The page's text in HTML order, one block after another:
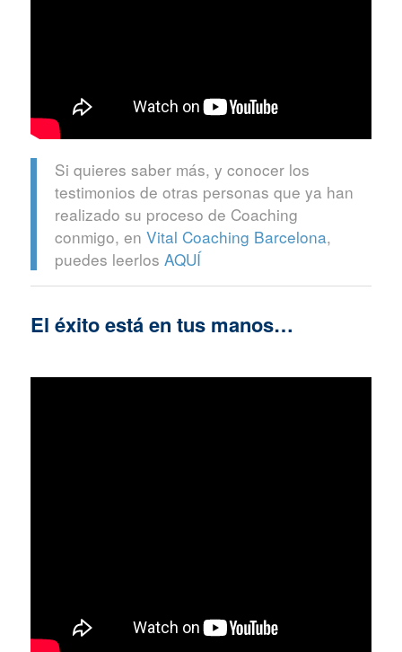
Si quieres saber más, y conocer los
testimonios de otras personas que ya han
realizado su proceso de Coaching
conmigo, en Vital Coaching Barcelona,
puedes leerlos AQUÍ
El éxito está en tus manos…